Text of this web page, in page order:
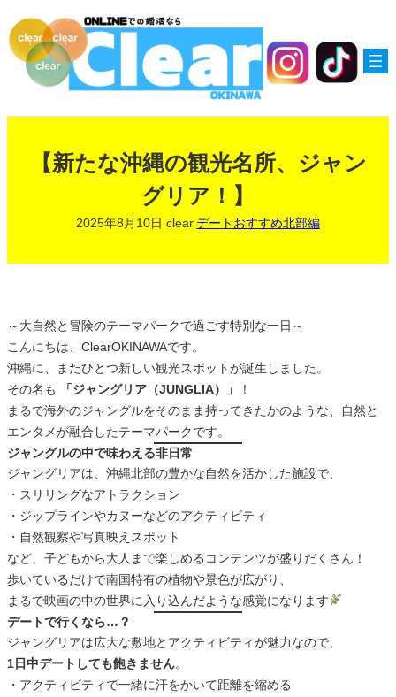
容
を
【新たな沖縄の観光名所、ジャン
グリア！】
2025年8月10日 clear デートおすすめ北部編
～大自然と冒険のテーマパークで過ごす特別な一日～
こんにちは、ClearOKINAWAです。
沖縄に、またひとつ新しい観光スポットが誕生しました。
その名も
「ジャングリア（JUNGLIA）」
！
まるで海外のジャングルをそのまま持ってきたかのような、自然と
エンタメが融合したテーマパークです。
ジャングルの中で味わえる非日常
ジャングリアは、沖縄北部の豊かな自然を活かした施設で、
・スリリングなアトラクション
・ジップラインやカヌーなどのアクティビティ
・自然観察や写真映えスポット
など、子どもから大人まで楽しめるコンテンツが盛りだくさん！
歩いているだけで南国特有の植物や景色が広がり、
まるで映画の中の世界に入り込んだような感覚になります
デートで行くなら…？
ジャングリアは広大な敷地とアクティビティが魅力なので、
1日中デートしても飽きません。
・アクティビティで一緒に汗をかいて距離を縮める